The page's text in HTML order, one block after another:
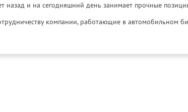
назад и на сегодняшний день занимает прочные
компании, работающие в автомобильном